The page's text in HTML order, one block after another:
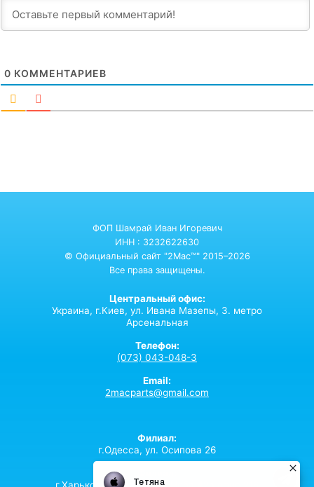
0 КОММЕНТАРИЕВ
ФОП Шамрай Иван Игоревич
ИНН : 3232622630
© Официальный сайт "2Mac™" 2015–2026
Все права защищены.
Центральный офис:
Украина, г.Киев, ул. Ивана Мазепы, 3. метро
Арсенальная
Телефон:
(073) 043-048-3
Email:
2macparts@gmail.com
Филиал:
г.Одесса, ул. Осипова 26
г.Харьков, ул. Вартовых Неба 42а офис 216